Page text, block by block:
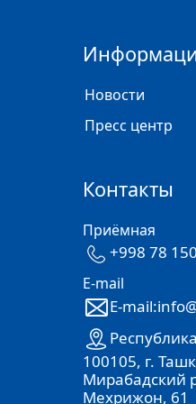
Новости
Пресс центр
Контакты
Приёмная
+998 78
E-mail
E-
100105, г.
Мирабадский
Мехрижон, 61